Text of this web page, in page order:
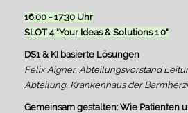
16:00 - 17:30 Uhr
SLOT 4 "Your Ideas & Solutions 1.0"
DS1 & KI basierte Lösungen
Felix Aigner, Abteilungsvorstand
Abteilung, Krankenhaus der
Gemeinsam gestalten: Wie Patienten